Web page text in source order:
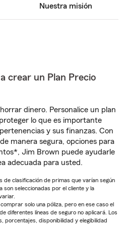
Nuestra misión
crear un Plan Precio
dinero. Personalice un plan
lo que es importante
y sus finanzas. Con
manera segura, opciones para
Jim Brown puede ayudarle
adecuada para usted.
de clasificación de primas que varían según
seleccionadas por el cliente y la
solo una póliza, pero en ese caso el
diferentes líneas de seguro no aplicará. Los
porcentajes, disponibilidad y elegibilidad